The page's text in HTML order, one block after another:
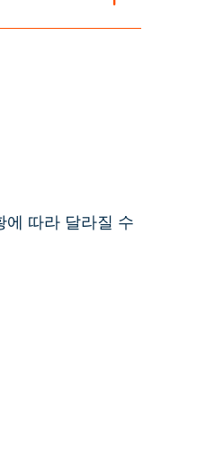
에 따라 달라질 수